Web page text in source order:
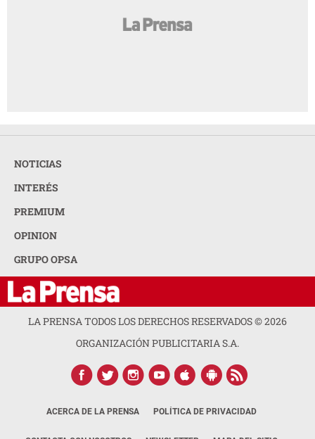
NOTICIAS
INTERÉS
PREMIUM
OPINION
GRUPO OPSA
LA PRENSA TODOS LOS DERECHOS RESERVADOS ©2026
ORGANIZACIÓN PUBLICITARIA S.A.
ACERCA DE LA PRENSA POLÍTICA DE PRIVACIDAD